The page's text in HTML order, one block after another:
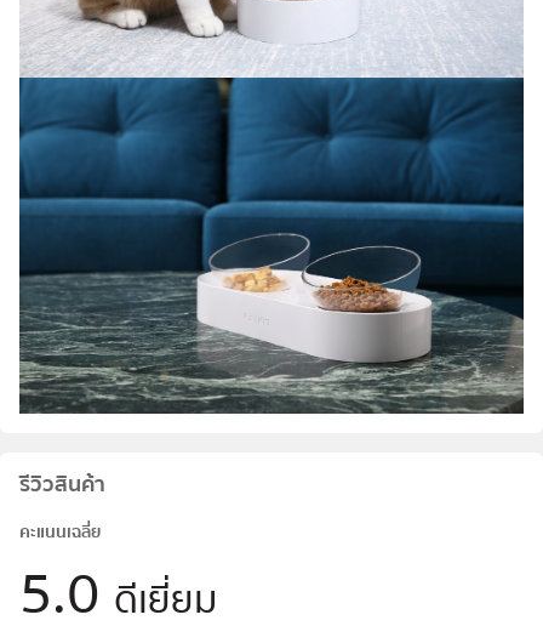
รีวิวสินค้า
คะแนนเฉลี่ย
5.0 ดีเยี่ยม